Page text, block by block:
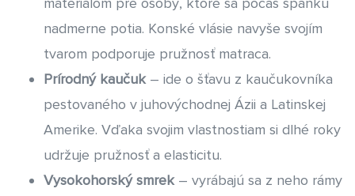
nadmerne potia. Konské vlásie navyše svojím
tvarom podporuje pružnosť matraca.
Prírodný kaučuk– ide o šťavu z kaučukovníka
pestovaného v juhovýchodnej Ázii a Latinskej
Amerike. Vďaka svojim vlastnostiam si dlhé roky
udržuje pružnosť a elasticitu.
Vysokohorský smrek– vyrábajú sa z neho rámy